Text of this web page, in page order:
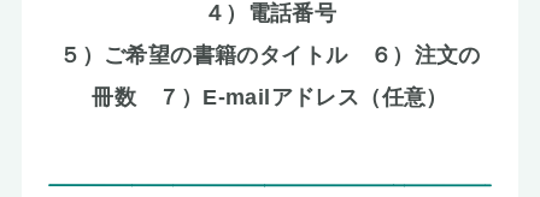
４）電話番号
５）ご希望の書籍のタイトル ６）注文の
冊数 ７）E-mailアドレス（任意）